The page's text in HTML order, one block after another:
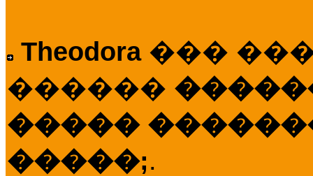
Theodora ���
������
�����
�����;.